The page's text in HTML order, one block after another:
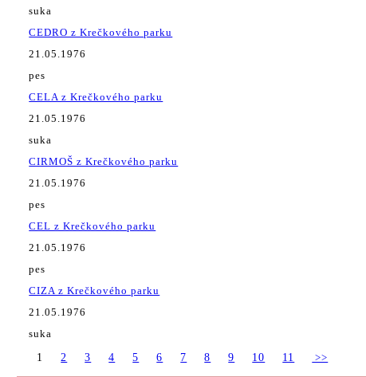
suka
CEDRO z Krečkového parku
21.05.1976
pes
CELA z Krečkového parku
21.05.1976
suka
CIRMOŠ z Krečkového parku
21.05.1976
pes
CEL z Krečkového parku
21.05.1976
pes
CIZA z Krečkového parku
21.05.1976
suka
1
2 3 4 5 6 7 8 9 10 11 >>